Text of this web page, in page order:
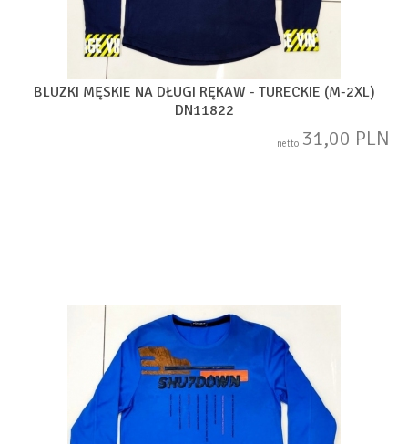
BLUZKI MĘSKIE NA DŁUGI RĘKAW - TURECKIE (M-2XL)
DN11822
netto 31,00 PLN